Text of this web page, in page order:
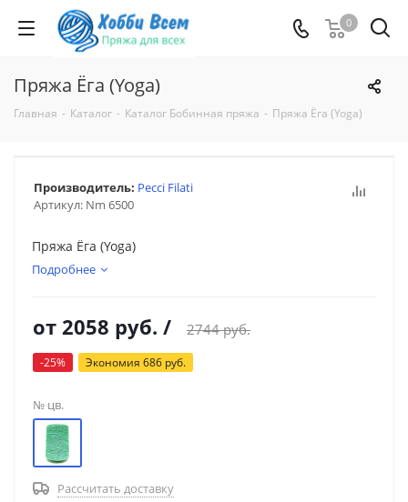
0
Пряжа Ёга (Yoga)
Главная - Каталог - Каталог Бобинная пряжа - Пряжа Ёга (Yoga)
Артикул: Nm 6500
Производитель: Pecci Filati
Пряжа Ёга (Yoga)
Подробнее
от 2058 руб. / 2744 руб.
-25% Экономия 686 руб.
№ цв.
Рассчитать доставку